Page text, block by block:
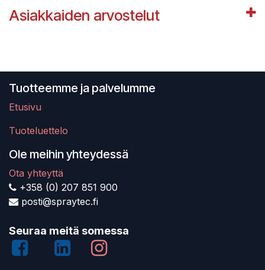
Asiakkaiden arvostelut
Tuotteemme ja palvelumme
Etusivu
Tuoteluettelo
Ole meihin yhteydessä
Ota yhteyttä
+358 (0) 207 851 900
posti@spraytec.fi
Seuraa meitä somessa